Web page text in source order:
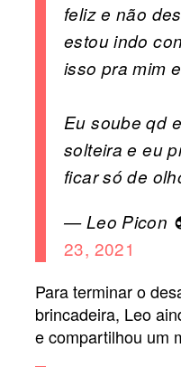
feliz e não
estou indo
isso pra mim
Eu soube qd
solteira e eu
ficar só de
— Leo Picon
23, 2021
Para terminar o
brincadeira, Leo
e compartilhou um